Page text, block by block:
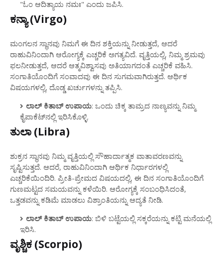
"ಓಂ ಆದಿತ್ಯಾಯ ನಮಃ" ಎಂದು ಜಪಿಸಿ.
ಕನ್ಯಾ (Virgo)
ಮಂಗಲನ ಸ್ಥಾನವು ನಿಮಗೆ ಈ ದಿನ ಶಕ್ತಿಯನ್ನು ನೀಡುತ್ತದೆ, ಆದರೆ
ರಾಹುವಿನಿಂದಾಗಿ ಆರೋಗ್ಯಕ್ಕೆ ಎಚ್ಚರಿಕೆ ಅಗತ್ಯವಿದೆ. ವೃತ್ತಿಯಲ್ಲಿ, ನಿಮ್ಮ ಶ್ರಮವು
ಫಲನೀಡುತ್ತದೆ, ಆದರೆ ಆತ್ಮವಿಶ್ವಾಸವು ಅತಿಯಾಗದಂತೆ ಎಚ್ಚರಿಕೆ ವಹಿಸಿ.
ಸಂಗಾತಿಯೊಂದಿಗೆ ಸಂವಾದವು ಈ ದಿನ ಸುಗಮವಾಗಿರುತ್ತದೆ. ಆರ್ಥಿಕ
ವಿಷಯಗಳಲ್ಲಿ, ದೊಡ್ಡ ಖರ್ಚುಗಳನ್ನು ತಪ್ಪಿಸಿ.
ಲಾಲ್ ಕಿತಾಬ್ ಉಪಾಯ: ಒಂದು ಚಿಕ್ಕ ತಾಮ್ರದ ನಾಣ್ಯವನ್ನು ನಿಮ್ಮ
ಕೈಪಾಕೆಟ್‌ನಲ್ಲಿ ಇರಿಸಿಕೊಳ್ಳಿ.
ತುಲಾ (Libra)
ಶುಕ್ರನ ಸ್ಥಾನವು ನಿಮ್ಮ ವೃತ್ತಿಯಲ್ಲಿ ಸೌಹಾರ್ದಾತ್ಮಕ ವಾತಾವರಣವನ್ನು
ಸೃಷ್ಟಿಸುತ್ತದೆ. ಆದರೆ, ರಾಹುವಿನಿಂದಾಗಿ ಆರ್ಥಿಕ ನಿರ್ಧಾರಗಳಲ್ಲಿ
ಎಚ್ಚರಿಕೆಯಿಂದಿರಿ. ಪ್ರೀತಿ-ಪ್ರೇಮದ ವಿಷಯದಲ್ಲಿ, ಈ ದಿನ ಸಂಗಾತಿಯೊಂದಿಗೆ
ಗುಣಮಟ್ಟದ ಸಮಯವನ್ನು ಕಳೆಯಿರಿ. ಆರೋಗ್ಯಕ್ಕೆ ಸಂಬಂಧಿಸಿದಂತೆ,
ಒತ್ತಡವನ್ನು ಕಡಿಮೆ ಮಾಡಲು ವಿಶ್ರಾಂತಿಯನ್ನು ಆದ್ಯತೆ ನೀಡಿ.
ಲಾಲ್ ಕಿತಾಬ್ ಉಪಾಯ: ಬಿಳಿ ಬಟ್ಟೆಯಲ್ಲಿ ಸಕ್ಕರೆಯನ್ನು ಕಟ್ಟಿ ಮನೆಯಲ್ಲಿ
ಇರಿಸಿ.
ವೃಶ್ಚಿಕ (Scorpio)